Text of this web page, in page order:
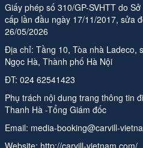
Giấy phép số 310/GP-SVHTT do
cấp lần đầu ngày 17/11/2017, sửa
26/05/2026
Địa chỉ: Tầng 10, Tòa nhà Ladeco,
Ngọc Hà, Thành phố Hà Nội
ĐT: 024 62541423
Phụ trách nội dung trang thông tin
Thanh Hà -Tổng Giám đốc
Email: media-booking@carvill-
Website: http://carvill-vietnam.com/